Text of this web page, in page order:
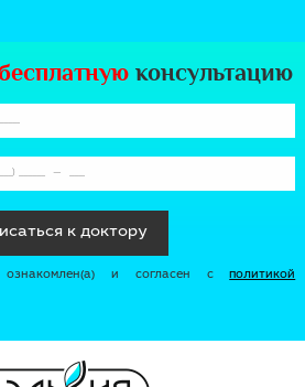
бесплатную консультацию
к доктору
и согласен сполитикой